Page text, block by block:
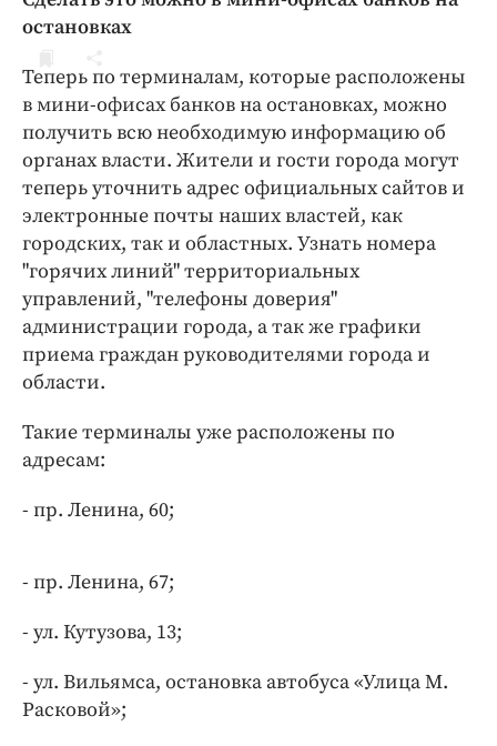
остановках
Теперь по терминалам, которые расположены
в мини-офисах банков на остановках, можно
получить всю необходимую информацию об
органах власти. Жители и гости города могут
теперь уточнить адрес официальных сайтов и
электронные почты наших властей, как
городских, так и областных. Узнать номера
"горячих линий" территориальных
управлений, "телефоны доверия"
администрации города, а так же графики
приема граждан руководителями города и
области.
Такие терминалы уже расположены по
адресам:
- пр. Ленина, 60;
- пр. Ленина, 67;
- ул. Кутузова, 13;
- ул. Вильямса, остановка автобуса «Улица М.
Расковой»;